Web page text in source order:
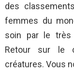
des
femmes du
soin par le très
Retour sur le
créatures. Vous